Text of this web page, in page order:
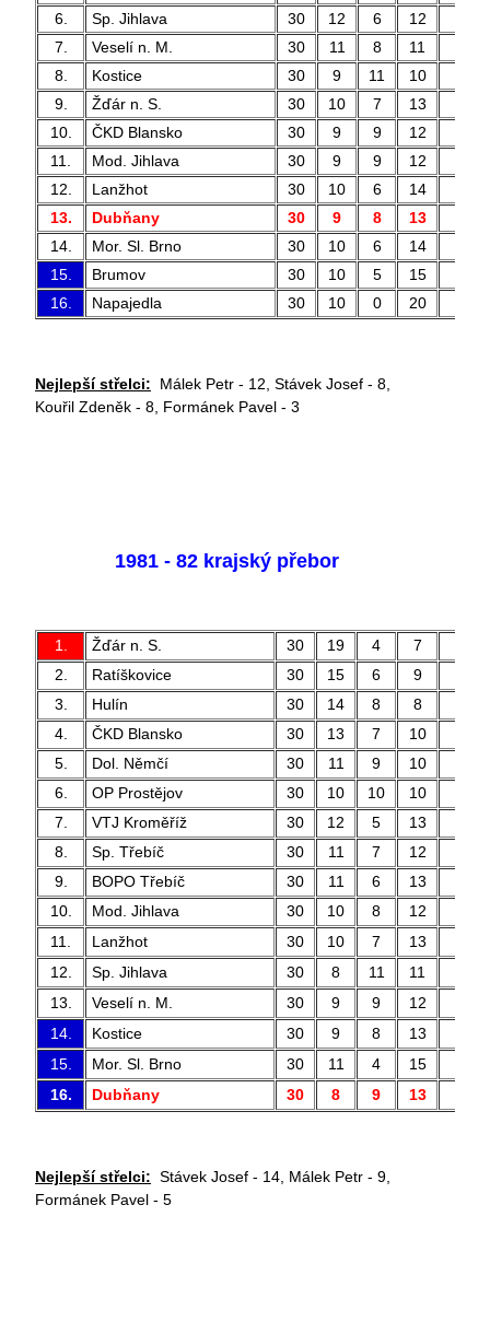
6.
Sp. Jihlava 30 12 6 12
7.
Veselí n. M. 30 11 8 11
8.
Kostice 30 9 11 10
9.
Žďár n. S. 30 10 7 13
10.
ČKD Blansko 30 9 9 12
11.
Mod. Jihlava 30 9 9 12
12.
Lanžhot 30 10 6 14
13.
Dubňany 30 9 8 13
14.
Mor. Sl. Brno 30 10 6 14
15.
Brumov 30 10 5 15
16.
Napajedla 30 10 0 20
Nejlepší střelci: Málek Petr - 12, Stávek Josef - 8,
Kouřil Zdeněk - 8, Formánek Pavel - 3
1981 - 82 krajský přebor
1. Žďár n. S. 30 19 4 7
2.
Ratíškovice 30 15 6 9
3.
Hulín 30 14 8 8
4.
ČKD Blansko 30 13 7 10
5.
Dol. Němčí 30 11 9 10
6.
OP Prostějov 30 10 10 10
7.
VTJ Kroměříž 30 12 5 13
8.
Sp. Třebíč 30 11 7 12
9.
BOPO Třebíč 30 11 6 13
10.
Mod. Jihlava 30 10 8 12
11.
Lanžhot 30 10 7 13
12.
Sp. Jihlava 30 8 11 11
13.
Veselí n. M. 30 9 9 12
14.
Kostice 30 9 8 13
15.
Mor. Sl. Brno 30 11 4 15
16.
Dubňany 30 8 9 13
Nejlepší střelci: Stávek Josef - 14, Málek Petr - 9,
Formánek Pavel - 5